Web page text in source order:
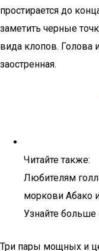
простирается до
заметить черные
вида клопов. Голова
заостренная.
Читайте также:
Любителям
моркови Абако
Узнайте больше
Три пары мощных и